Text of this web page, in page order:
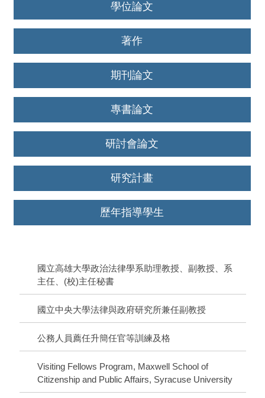
學位論文
著作
期刊論文
專書論文
研討會論文
研究計畫
歷年指導學生
國立高雄大學政治法律學系助理教授、副教授、系
主任、(校)主任秘書
國立中央大學法律與政府研究所兼任副教授
公務人員薦任升簡任官等訓練及格
Visiting Fellows Program, Maxwell School of
Citizenship and Public Affairs, Syracuse University